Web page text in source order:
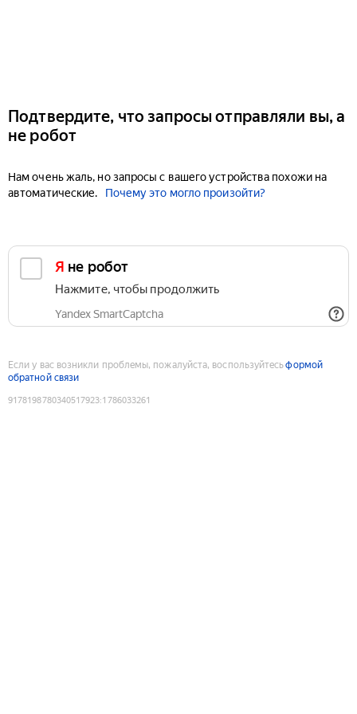
Подтвердите, что запросы отправляли вы, а
не робот
Нам очень жаль, но запросы с вашего устройства похожи на
автоматические.
Почему это могло произойти?
Я не робот
Нажмите, чтобы продолжить
Yandex SmartCaptcha
Если у вас возникли проблемы, пожалуйста, воспользуйтесьформой
обратной связи
9178198780340517923:1786033261